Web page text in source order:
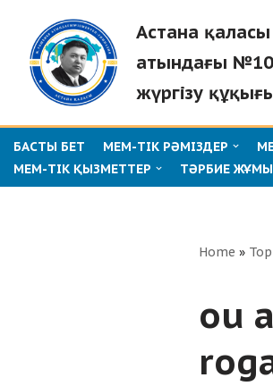
Skip
content
Астана
атындағы
жүргізу
БАСТЫ БЕТ МЕМ-ТІК РӘМІЗДЕР
МЕМ-ТІК ҚЫЗМЕТТЕР
ТӘРБИЕ
Home »
ou